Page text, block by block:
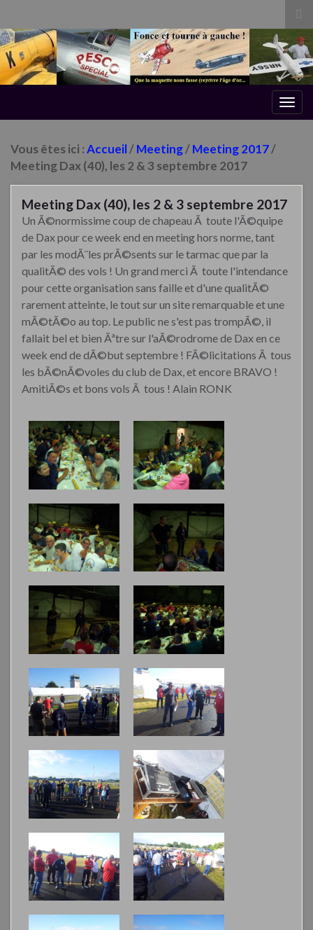
Vous êtes ici :Accueil/Meeting/Meeting 2017/
Meeting Dax (40), les 2 & 3 septembre 2017
Meeting Dax (40), les 2 & 3 septembre 2017
Un Ã©normissime coup de chapeau Ã toute l'Ã©quipe
de Dax pour ce week end en meeting hors norme, tant
par les modÃ¨les prÃ©sents sur le tarmac que par la
qualitÃ© des vols ! Un grand merci Ã toute l'intendance
pour cette organisation sans faille et d'une qualitÃ©
rarement atteinte, le tout sur un site remarquable et une
mÃ©tÃ©o au top. Le public ne s'est pas trompÃ©, il
fallait bel et bien Ãªtre sur l'aÃ©rodrome de Dax en ce
week end de dÃ©but septembre ! FÃ©licitations Ã tous
les bÃ©nÃ©voles du club de Dax, et encore BRAVO !
AmitiÃ©s et bons vols Ã tous ! Alain RONK